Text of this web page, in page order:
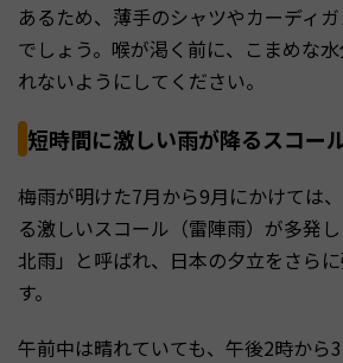
あるため、薄手のシャツやカーディ
でしょう。喉が渇く前に、こまめな
れないようにしてください。
短時間に激しい雨が降るスコー
梅雨が明けた7月から9月にかけては
る激しいスコール（雷陣雨）が多発
北雨」と呼ばれ、日本の夕立をさら
す。
午前中は晴れていても、午後2時から